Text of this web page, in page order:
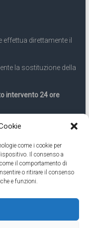
come i cookie per
Il consenso a
il comportamento di
o ritirare il consenso
e funzioni.
direttamente il
la sostituzione della
intervento 24 ore
pronto intervento 24